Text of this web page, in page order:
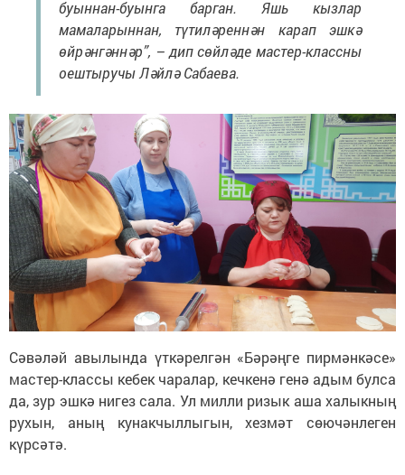
буыннан-буынга барган. Яшь кызлар
мамаларыннан, түтиләреннән карап эшкә
өйрәнгәннәр”, – дип сөйләде мастер-классны
оештыручы Ләйлә Сабаева.
Сәвәләй авылында үткәрелгән «Бәрәңге пирмәнкәсе»
мастер-классы кебек чаралар, кечкенә генә адым булса
да, зур эшкә нигез сала. Ул милли ризык аша халыкның
рухын, аның кунакчыллыгын, хезмәт сөючәнлеген
күрсәтә.